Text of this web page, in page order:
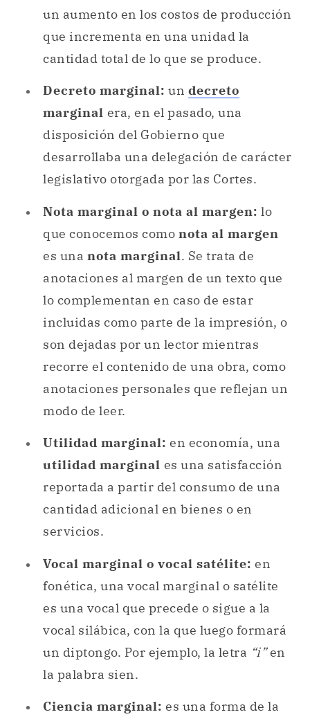
un aumento en los costos de producción
que incrementa en una unidad la
cantidad total de lo que se produce.
Decreto marginal: un decreto
marginal era, en el pasado, una
disposición del Gobierno que
desarrollaba una delegación de carácter
legislativo otorgada por las Cortes.
Nota marginal o nota al margen: lo
que conocemos como nota al margen
es una nota marginal. Se trata de
anotaciones al margen de un texto que
lo complementan en caso de estar
incluidas como parte de la impresión, o
son dejadas por un lector mientras
recorre el contenido de una obra, como
anotaciones personales que reflejan un
modo de leer.
Utilidad marginal: en economía, una
utilidad marginal es una satisfacción
reportada a partir del consumo de una
cantidad adicional en bienes o en
servicios.
Vocal marginal o vocal satélite: en
fonética, una vocal marginal o satélite
es una vocal que precede o sigue a la
vocal silábica, con la que luego formará
un diptongo. Por ejemplo, la letra “i”en
la palabra sien.
Ciencia marginal: es una forma de la